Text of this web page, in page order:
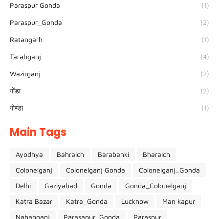
Paraspur Gonda (1)
Paraspur_Gonda (2)
Ratangarh (1)
Tarabganj (4)
Wazirganj (2)
गोंडा (2)
गोण्डा (1)
Main Tags
Ayodhya Bahraich Barabanki
Bharaich
Colonelganj
Colonelganj Gonda
Colonelganj_Gonda
Delhi
Gaziyabad Gonda
Gonda_Colonelganj
Katra Bazar
Katra_Gonda Lucknow
Man kapur
Nababganj
Parasapur_Gonda Paraspur